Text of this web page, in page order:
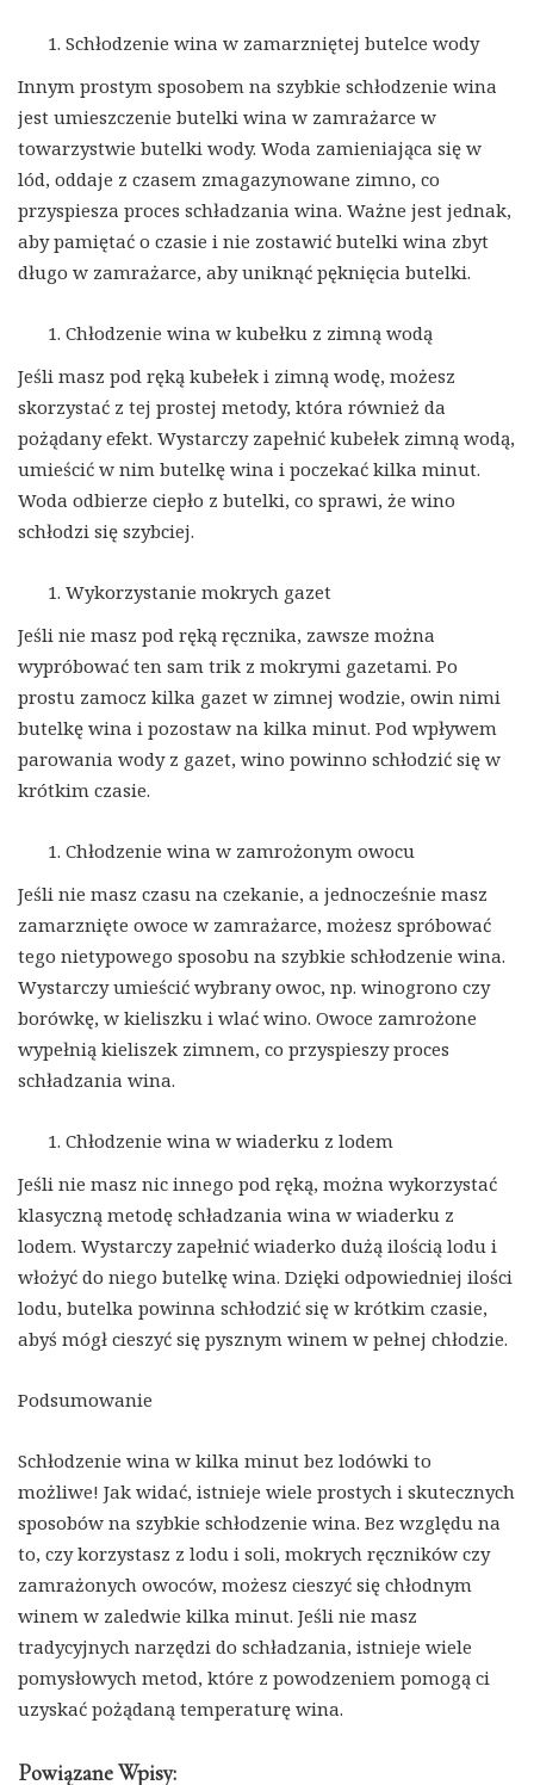
Schłodzenie wina w zamarzniętej butelce wody
Innym prostym sposobem na szybkie schłodzenie wina
jest umieszczenie butelki wina w zamrażarce w
towarzystwie butelki wody. Woda zamieniająca się w
lód, oddaje z czasem zmagazynowane zimno, co
przyspiesza proces schładzania wina. Ważne jest jednak,
aby pamiętać o czasie i nie zostawić butelki wina zbyt
długo w zamrażarce, aby uniknąć pęknięcia butelki.
Chłodzenie wina w kubełku z zimną wodą
Jeśli masz pod ręką kubełek i zimną wodę, możesz
skorzystać z tej prostej metody, która również da
pożądany efekt. Wystarczy zapełnić kubełek zimną wodą,
umieścić w nim butelkę wina i poczekać kilka minut.
Woda odbierze ciepło z butelki, co sprawi, że wino
schłodzi się szybciej.
Wykorzystanie mokrych gazet
Jeśli nie masz pod ręką ręcznika, zawsze można
wypróbować ten sam trik z mokrymi gazetami. Po
prostu zamocz kilka gazet w zimnej wodzie, owin nimi
butelkę wina i pozostaw na kilka minut. Pod wpływem
parowania wody z gazet, wino powinno schłodzić się w
krótkim czasie.
Chłodzenie wina w zamrożonym owocu
Jeśli nie masz czasu na czekanie, a jednocześnie masz
zamarznięte owoce w zamrażarce, możesz spróbować
tego nietypowego sposobu na szybkie schłodzenie wina.
Wystarczy umieścić wybrany owoc, np. winogrono czy
borówkę, w kieliszku i wlać wino. Owoce zamrożone
wypełnią kieliszek zimnem, co przyspieszy proces
schładzania wina.
Chłodzenie wina w wiaderku z lodem
Jeśli nie masz nic innego pod ręką, można wykorzystać
klasyczną metodę schładzania wina w wiaderku z
lodem. Wystarczy zapełnić wiaderko dużą ilością lodu i
włożyć do niego butelkę wina. Dzięki odpowiedniej ilości
lodu, butelka powinna schłodzić się w krótkim czasie,
abyś mógł cieszyć się pysznym winem w pełnej chłodzie.
Podsumowanie
Schłodzenie wina w kilka minut bez lodówki to
możliwe! Jak widać, istnieje wiele prostych i skutecznych
sposobów na szybkie schłodzenie wina. Bez względu na
to, czy korzystasz z lodu i soli, mokrych ręczników czy
zamrażonych owoców, możesz cieszyć się chłodnym
winem w zaledwie kilka minut. Jeśli nie masz
tradycyjnych narzędzi do schładzania, istnieje wiele
pomysłowych metod, które z powodzeniem pomogą ci
uzyskać pożądaną temperaturę wina.
Powiązane Wpisy: